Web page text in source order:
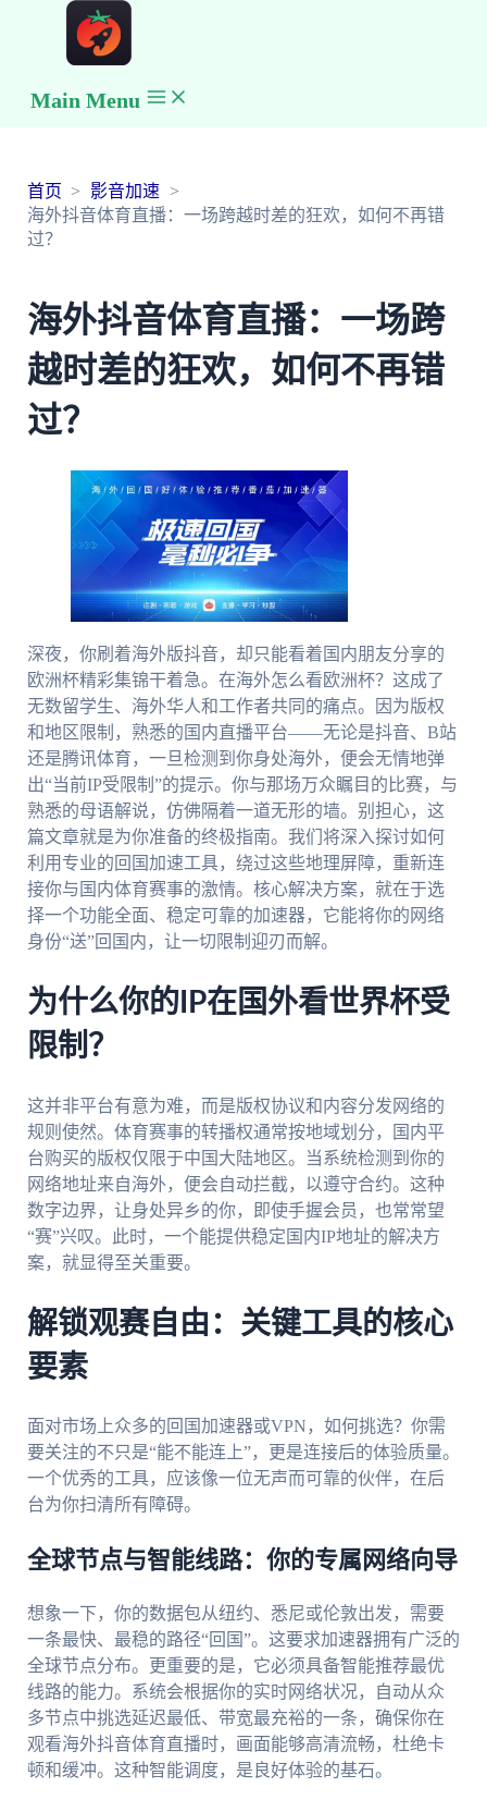
Main Menu
首页
影音加速
海外抖音体育直播：一场跨越时差的狂欢，如何不再错
过？
海外抖音体育直播：一场跨
越时差的狂欢，如何不再错
过？
深夜，你刷着海外版抖音，却只能看着国内朋友分享的
欧洲杯精彩集锦干着急。在海外怎么看欧洲杯？这成了
无数留学生、海外华人和工作者共同的痛点。因为版权
和地区限制，熟悉的国内直播平台——无论是抖音、B站
还是腾讯体育，一旦检测到你身处海外，便会无情地弹
出“当前IP受限制”的提示。你与那场万众瞩目的比赛，与
熟悉的母语解说，仿佛隔着一道无形的墙。别担心，这
篇文章就是为你准备的终极指南。我们将深入探讨如何
利用专业的回国加速工具，绕过这些地理屏障，重新连
接你与国内体育赛事的激情。核心解决方案，就在于选
择一个功能全面、稳定可靠的加速器，它能将你的网络
身份“送”回国内，让一切限制迎刃而解。
为什么你的IP在国外看世界杯受
限制？
这并非平台有意为难，而是版权协议和内容分发网络的
规则使然。体育赛事的转播权通常按地域划分，国内平
台购买的版权仅限于中国大陆地区。当系统检测到你的
网络地址来自海外，便会自动拦截，以遵守合约。这种
数字边界，让身处异乡的你，即使手握会员，也常常望
“赛”兴叹。此时，一个能提供稳定国内IP地址的解决方
案，就显得至关重要。
解锁观赛自由：关键工具的核心
要素
面对市场上众多的回国加速器或VPN，如何挑选？你需
要关注的不只是“能不能连上”，更是连接后的体验质量。
一个优秀的工具，应该像一位无声而可靠的伙伴，在后
台为你扫清所有障碍。
全球节点与智能线路：你的专属网络向导
想象一下，你的数据包从纽约、悉尼或伦敦出发，需要
一条最快、最稳的路径“回国”。这要求加速器拥有广泛的
全球节点分布。更重要的是，它必须具备智能推荐最优
线路的能力。系统会根据你的实时网络状况，自动从众
多节点中挑选延迟最低、带宽最充裕的一条，确保你在
观看海外抖音体育直播时，画面能够高清流畅，杜绝卡
顿和缓冲。这种智能调度，是良好体验的基石。